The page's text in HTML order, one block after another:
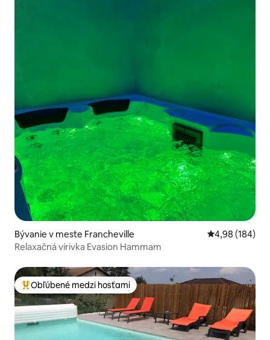
Bývanie v meste Francheville Priemerné
4,98 (184)
Relaxačná vírivka Evasion Hammam
Najobľúbenejšie medzi hosťami
Obľúbené medzi hosťami